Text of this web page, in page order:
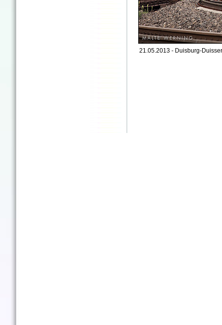
21.05.2013 - Duisburg-